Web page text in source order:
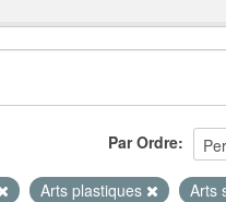
Par Ordre
Arts plastiques
Arts